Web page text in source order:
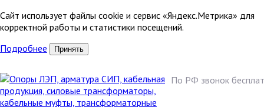
Сайт использует файлы cookie и сервис «Яндекс.Метрика» для
корректной работы и статистики посещений.
Подробнее
Принять
По РФ звонок